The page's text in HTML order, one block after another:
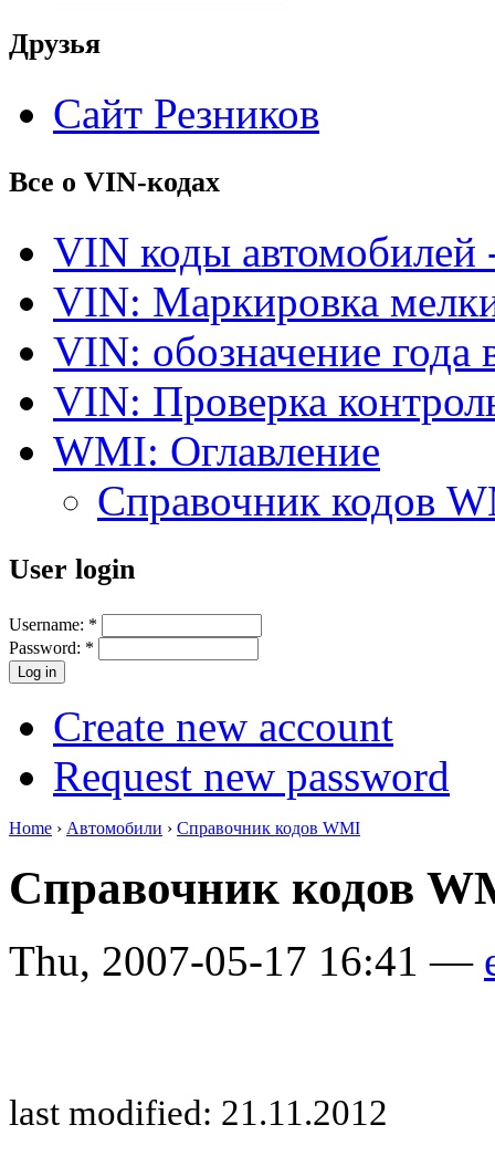
Друзья
Сайт Резников
Все о VIN-кодах
VIN коды автомобилей
VIN: Маркировка
VIN: обозначение года
VIN: Проверка
WMI: Оглавление
Справочник кодов
User login
Username: *
Password: *
Create new account
Request new password
Home › Автомобили › Справочник кодов WMI
Справочник кодов
Thu, 2007-05-17 16:41 —
last modified: 21.11.2012